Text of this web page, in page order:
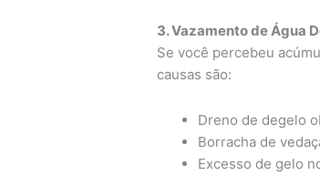
3. Vazamento de Água
Se você percebeu
causas são:
Dreno de degelo
Borracha de
Excesso de gelo